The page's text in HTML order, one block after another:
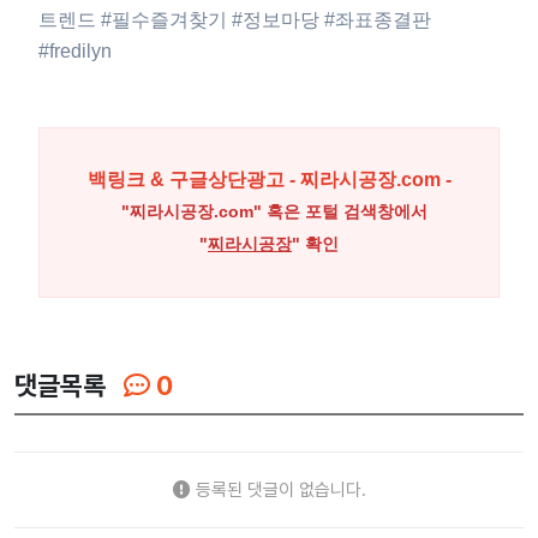
트렌드 #필수즐겨찾기 #정보마당 #좌표종결판
#fredilyn
백링크 & 구글상단광고 - 찌라시공장.com -
"찌라시공장.com" 혹은 포털 검색창에서
"찌라시공장" 확인
댓글목록 0
등록된 댓글이 없습니다.